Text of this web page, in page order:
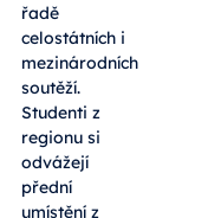
řadě
celostátních i
mezinárodních
soutěží.
Studenti z
regionu si
odvážejí
přední
umístění z